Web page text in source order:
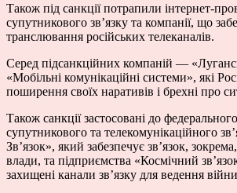
Також під санкції потрапили інтернет-
супутникового зв’язку та компанії, що
транслювання російських телеканалів.
Серед підсанкційних компаній —
«Мобільні комунікаційні системи», які
поширення своїх наративів і брехні про
Також санкції застосовані до
супутникового та телекомунікаційного
Зв’язок», який забезпечує зв’язок,
влади, та підприємства «Космічний
захищені канали зв’язку для ведення